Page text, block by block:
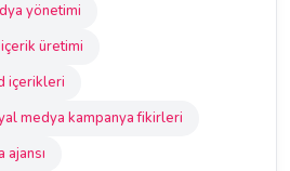
yönetimi
üretimi
içerikleri
medya kampanya fikirleri